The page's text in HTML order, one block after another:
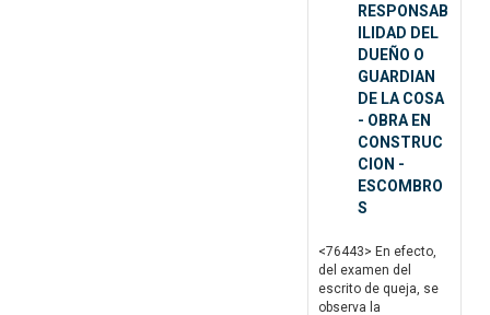
RESPONSAB
ILIDAD DEL
DUEÑO O
GUARDIAN
DE LA COSA
- OBRA EN
CONSTRUC
CION -
ESCOMBRO
S
<76443> En efecto,
del examen del
escrito de queja, se
observa la